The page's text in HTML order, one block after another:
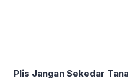
Plis Jangan Sekedar